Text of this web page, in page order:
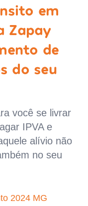
em
Zapay
de
do seu
você se livrar
IPVA e
alívio não
no seu
2024 MG